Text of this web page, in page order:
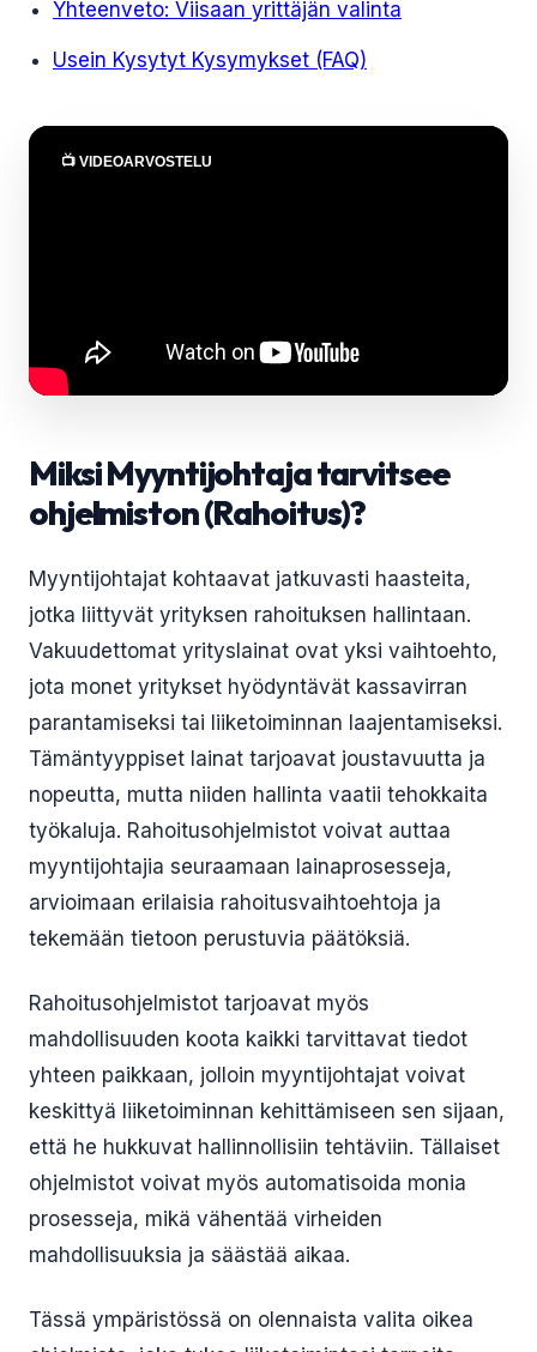
Yhteenveto: Viisaan yrittäjän valinta
Usein Kysytyt Kysymykset (FAQ)
📺 VIDEOARVOSTELU
Miksi Myyntijohtaja tarvitsee
ohjelmiston (Rahoitus)?
Myyntijohtajat kohtaavat jatkuvasti haasteita,
jotka liittyvät yrityksen rahoituksen hallintaan.
Vakuudettomat yrityslainat ovat yksi vaihtoehto,
jota monet yritykset hyödyntävät kassavirran
parantamiseksi tai liiketoiminnan laajentamiseksi.
Tämäntyyppiset lainat tarjoavat joustavuutta ja
nopeutta, mutta niiden hallinta vaatii tehokkaita
työkaluja. Rahoitusohjelmistot voivat auttaa
myyntijohtajia seuraamaan lainaprosesseja,
arvioimaan erilaisia rahoitusvaihtoehtoja ja
tekemään tietoon perustuvia päätöksiä.
Rahoitusohjelmistot tarjoavat myös
mahdollisuuden koota kaikki tarvittavat tiedot
yhteen paikkaan, jolloin myyntijohtajat voivat
keskittyä liiketoiminnan kehittämiseen sen sijaan,
että he hukkuvat hallinnollisiin tehtäviin. Tällaiset
ohjelmistot voivat myös automatisoida monia
prosesseja, mikä vähentää virheiden
mahdollisuuksia ja säästää aikaa.
Tässä ympäristössä on olennaista valita oikea